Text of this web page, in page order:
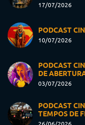
17/07/2026
PODCAST
10/07/2026
PODCAST
DE
03/07/2026
PODCAST
TEMPOS DE